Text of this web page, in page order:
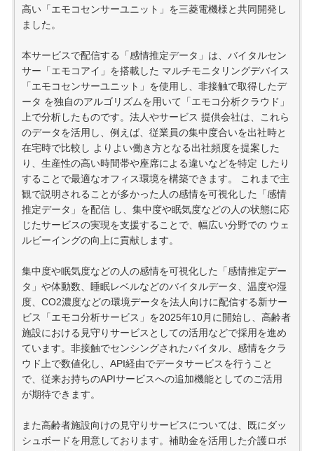
高い「エモコセンサーユニット」を三菱電機様と共同開発し
ました。
本サービスで配信する「感情推定データ」は、バイタルセン
サー「エモコアイ」を搭載した マルチモニタリングデバイス
「エモコセンサーユニット」を使用し、非接触で取得したデ
ータ を独自のアルゴリズムを用いて「エモコ分析クラウド」
上で分析したものです。法人やサービス 提供会社は、これら
のデータを活用し、例えば、従業員の集中度合いを出社時と
在宅時で比較し よりよい働き方となる出社頻度を提案した
り、生産性の高い時間帯や座席による違いなどを特定 したり
することで最適なオフィス環境を構築できます。 これまで主
観で説明されることが多かった人の感情を可視化した「感情
推定データ」を配信 し、集中度や眠気度などの人の状態に応
じたサービスの実現を支援することで、幅広い分野での ウェ
ルビーイングの向上に貢献します。
集中度や眠気度などの人の感情を可視化した「感情推定デー
タ」や体動数、睡眠レベルなどのバイタルデータ、温度や湿
度、CO2濃度などの環境データを法人向けに配信する新サー
ビス「エモコ分析サービス」を2025年10月に開始し、高齢者
施設における見守りサービスとしての活用などで採用を進め
ています。非接触でセンシングされたバイタル、感情をクラ
ウド上で数値化し、API経由でデータサービスを行うこと
で、従来お持ちのAPIサービスへの追加機能としてのご活用
が期待できます。
また高齢者施設向けの見守りサービスについては、既にダッ
シュボードを用意しております。補助金を活用した介護ロボ